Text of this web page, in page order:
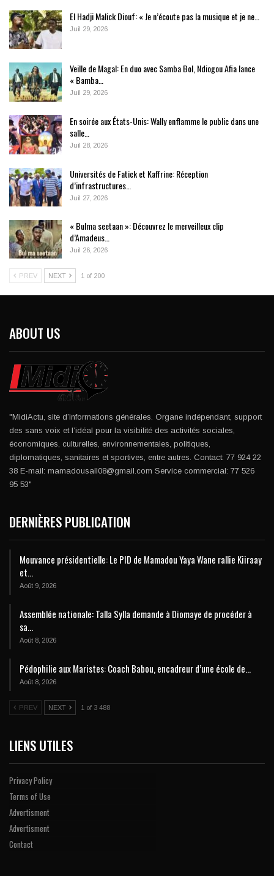
El Hadji Malick Diouf: « Je n’écoute pas la musique et je ne…
Juil 29, 2026
Veille de Magal: En duo avec Samba Bol, Ndiogou Afia lance
« Bamba…
Juil 29, 2026
En soirée aux États-Unis: Wally enflamme le public dans une
salle…
Juil 28, 2026
Universités de Fatick et Kaffrine: Réception
d’infrastructures…
Juil 27, 2026
« Bulma seetaan »: Découvrez le merveilleux clip
d’Amadeus…
Juil 26, 2026
PREV NEXT 1 of 200
ABOUT US
"MidiActu, site d’informations générales. Organe indépendant, support
des sans voix et l’idéal pour la visibilité des activités sociales,
économiques, culturelles, environnementales, politiques,
diplomatiques, sanitaires et sportives, entre autres. Contact: 77 924 22
38 E-mail: mamadousall08@gmail.com Service commercial: 77 526
95 53"
DERNIÈRES PUBLICATION
Mouvance présidentielle: Le PID de Mamadou Yaya Wane rallie Kiiraay
et…
Août 9, 2026
Assemblée nationale: Talla Sylla demande à Diomaye de procéder à
sa…
Août 8, 2026
Pédophilie aux Maristes: Coach Babou, encadreur d’une école de…
Août 8, 2026
PREV NEXT 1 of 3 488
LIENS UTILES
Privacy Policy
Terms of Use
Advertisment
Advertisment
Contact